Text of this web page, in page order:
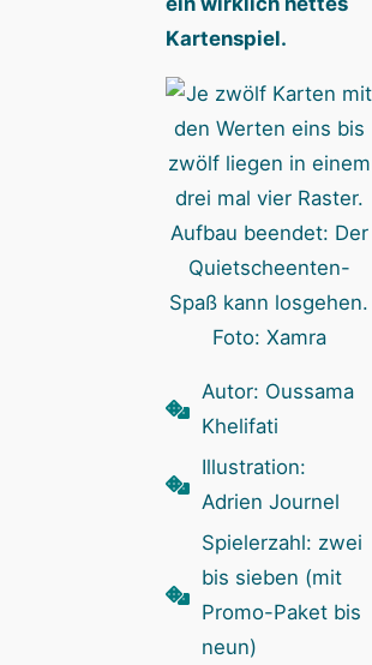
Kartenspiel.
Aufbau beendet: Der
Quietscheenten-
Spaß kann losgehen.
Foto: Xamra
Autor: Oussama
Khelifati
Illustration:
Adrien Journel
Spielerzahl: zwei
bis sieben (mit
Promo-Paket bis
neun)